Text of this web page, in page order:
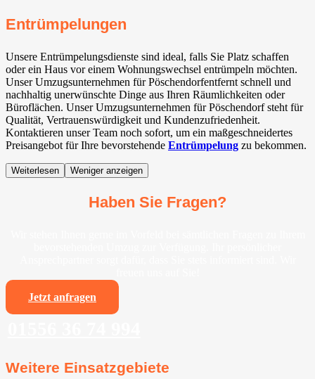
Entrümpelungen
Unsere Entrümpelungsdienste sind ideal, falls Sie Platz schaffen
oder ein Haus vor einem Wohnungswechsel entrümpeln möchten.
Unser Umzugsunternehmen für Pöschendorfentfernt schnell und
nachhaltig unerwünschte Dinge aus Ihren Räumlichkeiten oder
Büroflächen. Unser Umzugsunternehmen für Pöschendorf steht für
Qualität, Vertrauenswürdigkeit und Kundenzufriedenheit.
Kontaktieren unser Team noch sofort, um ein maßgeschneidertes
Preisangebot für Ihre bevorstehende Entrümpelung zu bekommen.
Weiterlesen Weniger anzeigen
Haben Sie Fragen?
Jetzt anfragen
Weitere Einsatzgebiete